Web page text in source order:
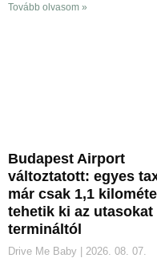
Tovább olvasom »
Budapest Airport
változtatott: egyes
már csak 1,1
tehetik ki az utasokat
termináltól
Drive Me Baby 2026. 08. 07.